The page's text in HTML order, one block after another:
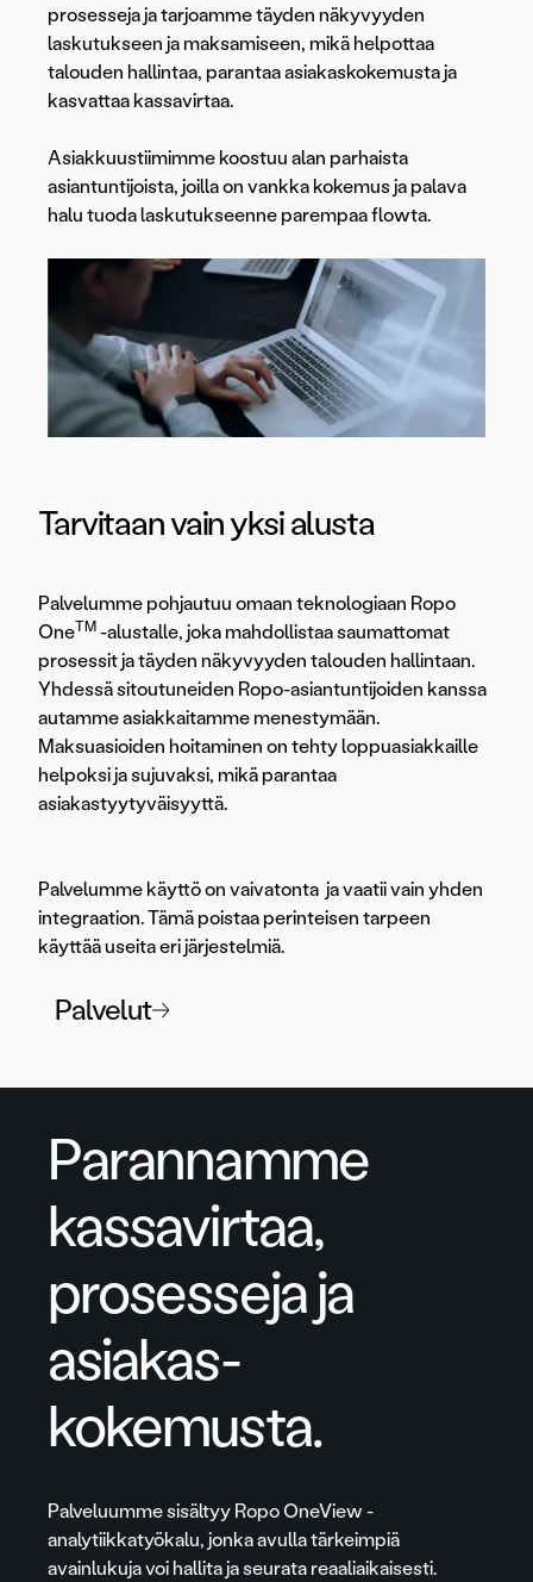
prosesseja ja tarjoamme täyden näkyvyyden
laskutukseen ja maksamiseen, mikä helpottaa
talouden hallintaa, parantaa asiakaskokemusta ja
kasvattaa kassavirtaa.
Asiakkuustiimimme koostuu alan parhaista
asiantuntijoista, joilla on vankka kokemus ja palava
halu tuoda laskutukseenne parempaa flowta.
Tarvitaan vain yksi alusta
Palvelumme pohjautuu omaan teknologiaan Ropo
OneTM -alustalle, joka mahdollistaa saumattomat
prosessit ja täyden näkyvyyden talouden hallintaan.
Yhdessä sitoutuneiden Ropo-asiantuntijoiden kanssa
autamme asiakkaitamme menestymään.
Maksuasioiden hoitaminen on tehty loppuasiakkaille
helpoksi ja sujuvaksi, mikä parantaa
asiakastyytyväisyyttä.
Palvelumme käyttö on vaivatonta ja vaatii vain yhden
integraation. Tämä poistaa perinteisen tarpeen
käyttää useita eri järjestelmiä.
Palvelut
Parannamme
kassavirtaa,
prosesseja ja
asiakas­
kokemusta.
Palveluumme sisältyy Ropo OneView -
analytiikkatyökalu, jonka avulla tärkeimpiä
avainlukuja voi hallita ja seurata reaaliaikaisesti.